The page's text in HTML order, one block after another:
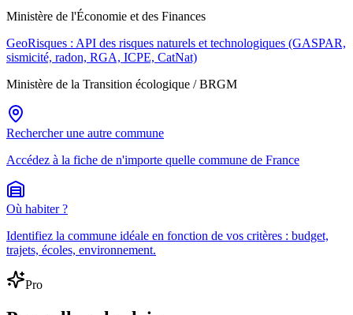
Ministère de l'Économie et des Finances
GeoRisques : API des risques naturels et technologiques (GASPAR,
sismicité, radon, RGA, ICPE, CatNat)
Ministère de la Transition écologique / BRGM
Rechercher une autre commune
Accédez à la fiche de n'importe quelle commune de France
Où habiter ?
Identifiez la commune idéale en fonction de vos critères : budget,
trajets, écoles, environnement.
Pro